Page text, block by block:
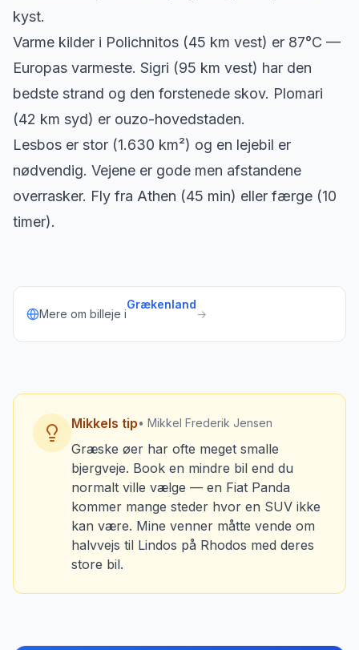
kyst.
Varme kilder i Polichnitos (45 km vest) er 87°C —
Europas varmeste. Sigri (95 km vest) har den
bedste strand og den forstenede skov. Plomari
(42 km syd) er ouzo-hovedstaden.
Lesbos er stor (1.630 km²) og en lejebil er
nødvendig. Vejene er gode men afstandene
overrasker. Fly fra Athen (45 min) eller færge (10
timer).
Mere om billeje i
Grækenland
→
Mikkels tip• Mikkel Frederik Jensen
Græske øer har ofte meget smalle
bjergveje. Book en mindre bil end du
normalt ville vælge — en Fiat Panda
kommer mange steder hvor en SUV ikke
kan være. Mine venner måtte vende om
halvvejs til Lindos på Rhodos med deres
store bil.